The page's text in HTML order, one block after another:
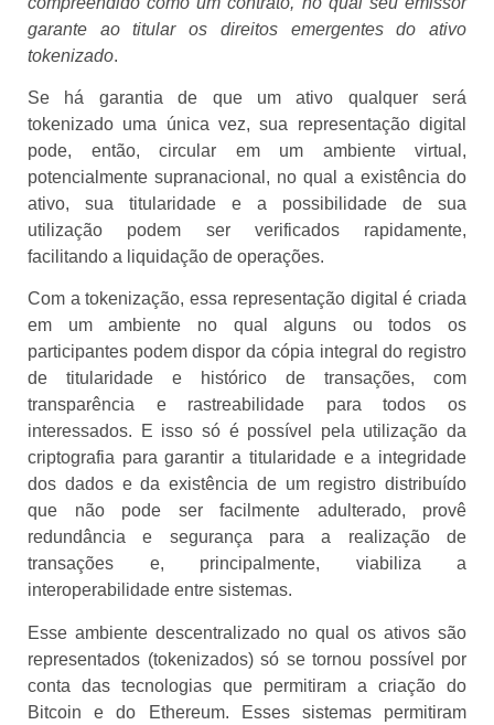
garante ao titular os direitos emergentes do ativo
tokenizado.
Se há garantia de que um ativo qualquer será
tokenizado uma única vez, sua representação digital
pode, então, circular em um ambiente virtual,
potencialmente supranacional, no qual a existência do
ativo, sua titularidade e a possibilidade de sua
utilização podem ser verificados rapidamente,
facilitando a liquidação de operações.
Com a tokenização, essa representação digital é criada
em um ambiente no qual alguns ou todos os
participantes podem dispor da cópia integral do registro
de titularidade e histórico de transações, com
transparência e rastreabilidade para todos os
interessados. E isso só é possível pela utilização da
criptografia para garantir a titularidade e a integridade
dos dados e da existência de um registro distribuído
que não pode ser facilmente adulterado, provê
redundância e segurança para a realização de
transações e, principalmente, viabiliza a
interoperabilidade entre sistemas.
Esse ambiente descentralizado no qual os ativos são
representados (tokenizados) só se tornou possível por
conta das tecnologias que permitiram a criação do
Bitcoin e do Ethereum. Esses sistemas permitiram